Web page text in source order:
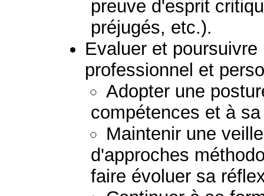
preuve d'esprit
préjugés, etc.).
Evaluer et
professionnel et
Adopter une
compétences et à
Maintenir une
d'approches
faire évoluer sa